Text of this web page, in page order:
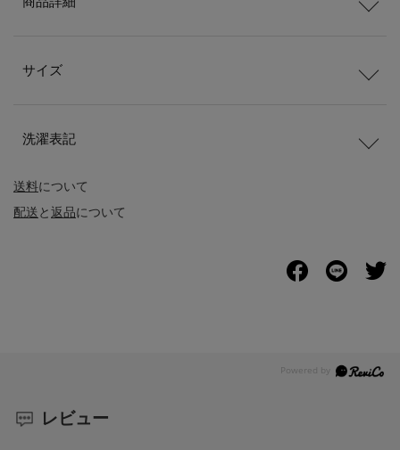
送料について
配送と返品について
サイズ
洗濯表記
レビュー